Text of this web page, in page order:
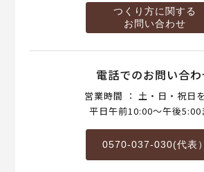
つくり方に関する
お問い合わせ
電話でのお問い合わ
営業時間 ： 土・日・祝日
平日午前10:00～午後5:00
0570-037-030(代表）